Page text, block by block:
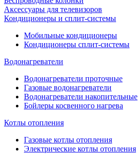
Аксессуары для телевизоров
Кондиционеры и сплит-системы
Мобильные кондиционеры
Кондиционеры сплит-системы
Водонагреватели
Водонагреватели проточные
Газовые водонагреватели
Водонагреватели накопительные
Бойлеры косвенного нагрева
Котлы отопления
Газовые котлы отопления
Электрические котлы отопления